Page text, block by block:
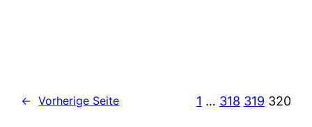
← Vorherige Seite 1 … 318 319 320